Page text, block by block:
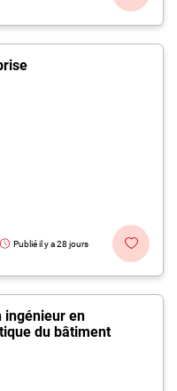
Publié il y a 28 jours
ingénieur en
du bâtiment